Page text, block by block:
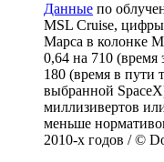
Данные по
MSL Cruise,
Марса в колонке
0,64 на 710
180 (время в пути
выбранной
миллизивертов
меньше
2010-х годов / ©